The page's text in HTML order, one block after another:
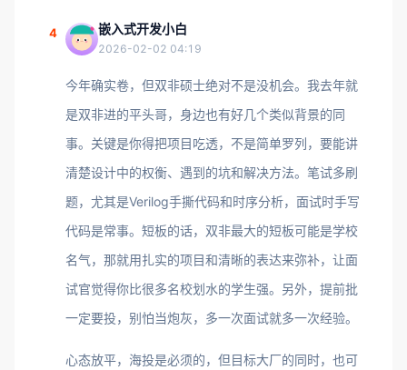
4 嵌入式开发小白
2026-02-02 04:19
今年确实卷，但双非硕士绝对不是没机会。我去年就
是双非进的平头哥，身边也有好几个类似背景的同
事。关键是你得把项目吃透，不是简单罗列，要能讲
清楚设计中的权衡、遇到的坑和解决方法。笔试多刷
题，尤其是Verilog手撕代码和时序分析，面试时手写
代码是常事。短板的话，双非最大的短板可能是学校
名气，那就用扎实的项目和清晰的表达来弥补，让面
试官觉得你比很多名校划水的学生强。另外，提前批
一定要投，别怕当炮灰，多一次面试就多一次经验。
心态放平，海投是必须的，但目标大厂的同时，也可